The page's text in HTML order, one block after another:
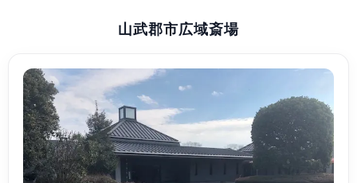
山武郡市広域斎場